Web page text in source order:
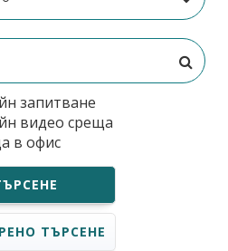
запитване
видео среща
в офис
ТЪРСЕНЕ